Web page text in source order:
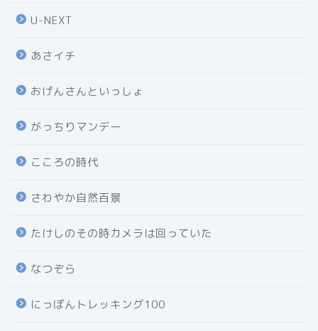
U-NEXT
あさイチ
おげんさんといっしょ
がっちりマンデー
こころの時代
さわやか自然百景
たけしのその時カメラは回っていた
なつぞら
にっぽんトレッキング100